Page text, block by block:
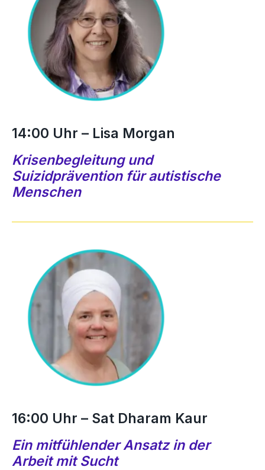
14:00 Uhr – Lisa Morgan
Krisenbegleitung und
Suizidprävention für autistische
Menschen
16:00 Uhr – Sat Dharam Kaur
Ein mitfühlender Ansatz in der
Arbeit mit Sucht